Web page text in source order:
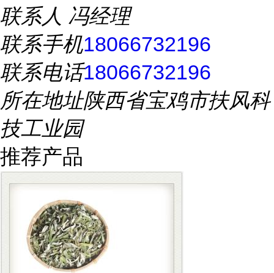
联系人 冯经理
联系手机18066732196
联系电话18066732196
所在地址陕西省宝鸡市扶风科
技工业园
推荐产品